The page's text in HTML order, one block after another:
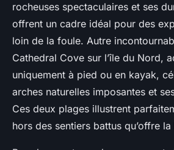
rocheuses spectaculaires et ses
offrent un cadre idéal pour des
loin de la foule. Autre
Cathedral Cove sur l’île du Nord,
uniquement à pied ou en kayak,
arches naturelles imposantes et
Ces deux plages illustrent
hors des sentiers battus qu’offre